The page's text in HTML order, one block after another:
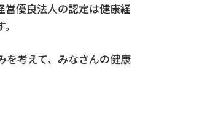
営優良法人の認定は健康経
を考えて、みなさんの健康